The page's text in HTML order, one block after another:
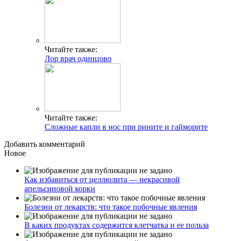
Читайте также:
Лор врач одинцово
Читайте также:
Сложные капли в нос при рините и гайморите
Добавить комментарий
Новое
Как избавиться от целлюлита — некрасивой
апельсиновой корки
Болезни от лекарств: что такое побочные явления
В каких продуктах содержится клетчатка и ее польза